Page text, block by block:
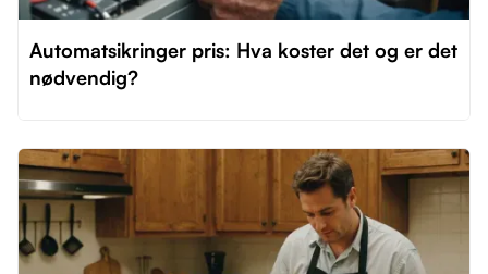
Automatsikringer pris: Hva koster det og er det
nødvendig?